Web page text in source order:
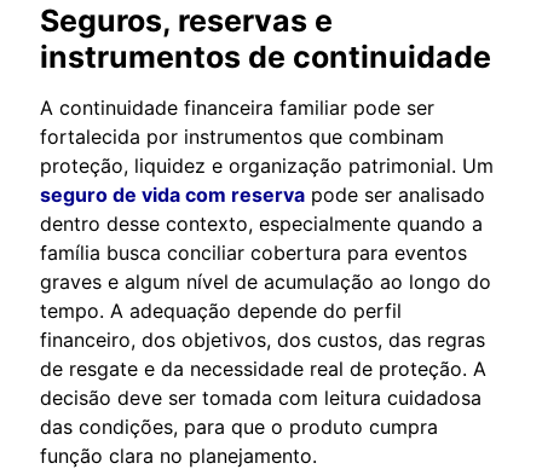
Seguros, reservas e
instrumentos de continuidade
A continuidade financeira familiar pode ser
fortalecida por instrumentos que combinam
proteção, liquidez e organização patrimonial. Um
seguro de vida com reserva pode ser analisado
dentro desse contexto, especialmente quando a
família busca conciliar cobertura para eventos
graves e algum nível de acumulação ao longo do
tempo. A adequação depende do perfil
financeiro, dos objetivos, dos custos, das regras
de resgate e da necessidade real de proteção. A
decisão deve ser tomada com leitura cuidadosa
das condições, para que o produto cumpra
função clara no planejamento.